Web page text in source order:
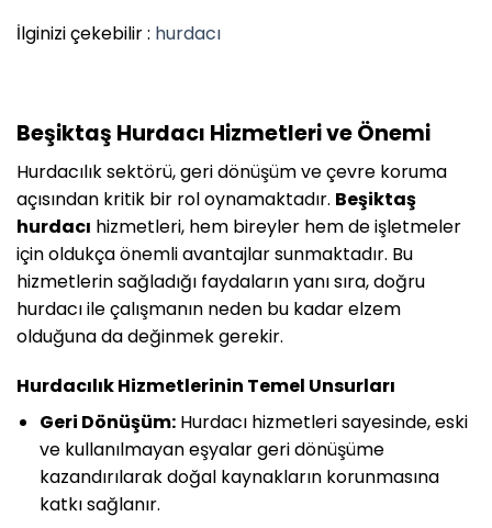
İlginizi çekebilir : hurdacı
Beşiktaş Hurdacı Hizmetleri ve Önemi
Hurdacılık sektörü, geri dönüşüm ve çevre koruma
açısından kritik bir rol oynamaktadır. Beşiktaş
hurdacı hizmetleri, hem bireyler hem de işletmeler
için oldukça önemli avantajlar sunmaktadır. Bu
hizmetlerin sağladığı faydaların yanı sıra, doğru
hurdacı ile çalışmanın neden bu kadar elzem
olduğuna da değinmek gerekir.
Hurdacılık Hizmetlerinin Temel Unsurları
Geri Dönüşüm:Hurdacı hizmetleri sayesinde, eski
ve kullanılmayan eşyalar geri dönüşüme
kazandırılarak doğal kaynakların korunmasına
katkı sağlanır.